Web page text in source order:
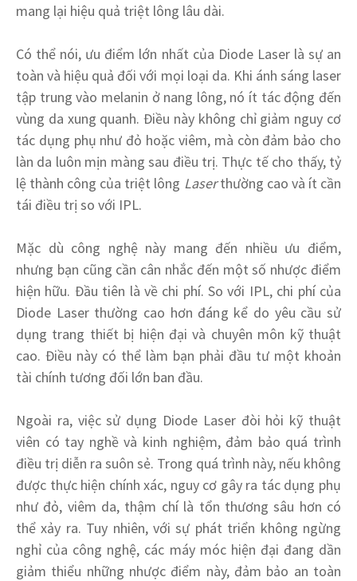
mang lại hiệu quả triệt lông lâu dài.
Có thể nói, ưu điểm lớn nhất của Diode Laser là sự an
toàn và hiệu quả đối với mọi loại da. Khi ánh sáng laser
tập trung vào melanin ở nang lông, nó ít tác động đến
vùng da xung quanh. Điều này không chỉ giảm nguy cơ
tác dụng phụ như đỏ hoặc viêm, mà còn đảm bảo cho
làn da luôn mịn màng sau điều trị. Thực tế cho thấy, tỷ
lệ thành công của triệt lông Laserthường cao và ít cần
tái điều trị so với IPL.
Mặc dù công nghệ này mang đến nhiều ưu điểm,
nhưng bạn cũng cần cân nhắc đến một số nhược điểm
hiện hữu. Đầu tiên là về chi phí. So với IPL, chi phí của
Diode Laser thường cao hơn đáng kể do yêu cầu sử
dụng trang thiết bị hiện đại và chuyên môn kỹ thuật
cao. Điều này có thể làm bạn phải đầu tư một khoản
tài chính tương đối lớn ban đầu.
Ngoài ra, việc sử dụng Diode Laser đòi hỏi kỹ thuật
viên có tay nghề và kinh nghiệm, đảm bảo quá trình
điều trị diễn ra suôn sẻ. Trong quá trình này, nếu không
được thực hiện chính xác, nguy cơ gây ra tác dụng phụ
như đỏ, viêm da, thậm chí là tổn thương sâu hơn có
thể xảy ra. Tuy nhiên, với sự phát triển không ngừng
nghỉ của công nghệ, các máy móc hiện đại đang dần
giảm thiểu những nhược điểm này, đảm bảo an toàn